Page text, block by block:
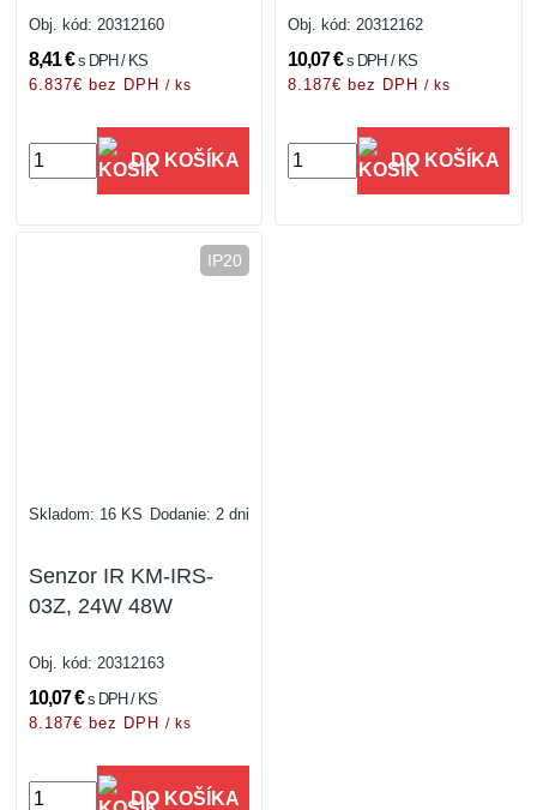
Obj. kód: 20312160
8,41 €s DPH / KS
6.837€ bez DPH / ks
DO KOŠÍKA
Obj. kód: 20312162
10,07 €s DPH / KS
8.187€ bez DPH / ks
DO KOŠÍKA
IP20
Skladom: 16 KS Dodanie: 2 dni
Senzor IR KM-IRS-
03Z, 24W 48W
Obj. kód: 20312163
10,07 €s DPH / KS
8.187€ bez DPH / ks
DO KOŠÍKA